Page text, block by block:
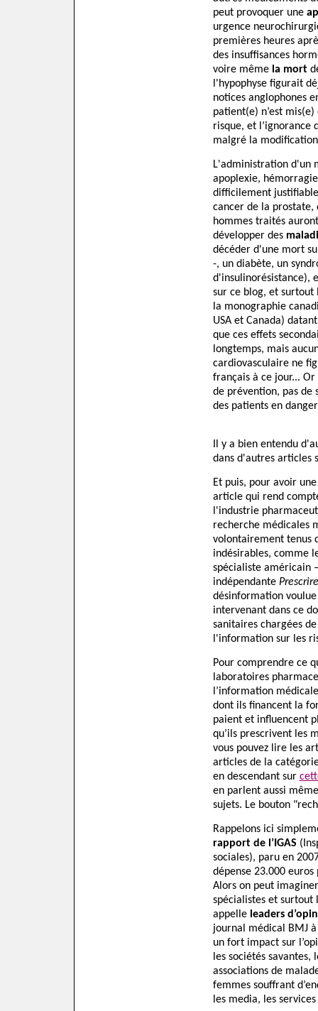
peut provoquer une
urgence
premières heures
des insuffisances
voire même la mort
l'hypophyse figurait
notices anglophones
patient(e) n’est
risque, et l’ignorance
malgré la
L'administration d'un
apoplexie,
difficilement
cancer de la prostate,
hommes traités
développer des
décéder d'une mort
-, un diabète, un
d'insulinorésistance),
sur ce blog, et surtout
la monographie
USA et Canada)
que ces effets
longtemps, mais
cardiovasculaire ne
français à ce jour...
de prévention, pas
des patients en
Il y a bien entendu
dans d'autres articles
Et puis, pour avoir
article qui rend
l'industrie
recherche médicales
volontairement tenus
indésirables, comme
spécialiste américain
indépendante Prescrire
désinformation
intervenant dans ce
sanitaires chargées
l'information sur les
Pour comprendre ce
laboratoires
l’information
dont ils financent la
paient et influencent
qu’ils prescrivent les
vous pouvez lire les
articles de la
en descendant sur
en parlent aussi
sujets. Le bouton
Rappelons ici
rapport de l’IGAS
sociales), paru en
dépense 23.000
Alors on peut
spécialistes et surtout
appelle leaders
journal médical BMJ
un fort impact sur
les sociétés savantes,
associations de
femmes souffrant
les media, les